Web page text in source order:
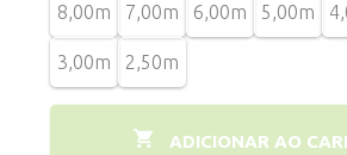
8,00m
7,00m 6,00m 5,00m
3,00m 2,50m
ADICIONAR AO